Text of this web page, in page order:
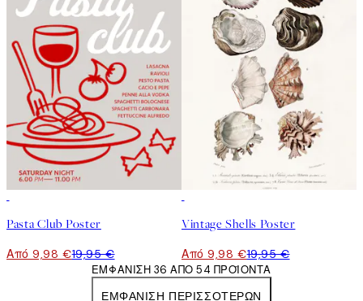
Pasta Club Poster
Από 9,98 €19,95 €
Vintage Shells Poster
Από 9,98 €19,95 €
ΕΜΦΆΝΙΣΗ ΠΕΡΙΣΣΌΤΕΡΩΝ
ΕΜΦΆΝΙΣΗ 36 ΑΠΌ 54 ΠΡΟΪΌΝΤΑ